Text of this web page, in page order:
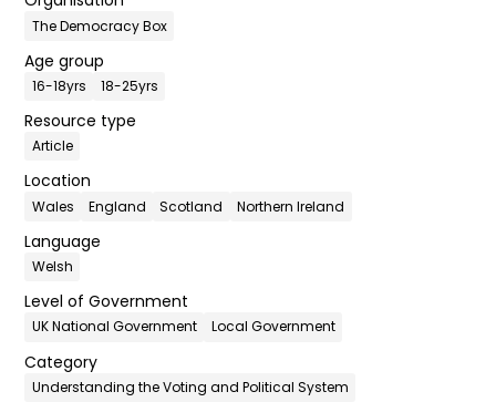
The Democracy Box
Age group
16-18yrs 18-25yrs
Resource type
Article
Location
Wales England Scotland Northern Ireland
Language
Welsh
Level of Government
UK National Government Local Government
Category
Understanding the Voting and Political System